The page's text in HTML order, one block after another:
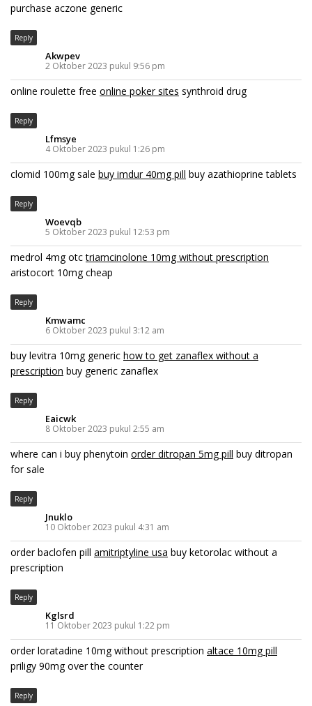
purchase aczone generic
Reply
Akwpev
2 Oktober 2023 pukul 9:56 pm
online roulette free online poker sites synthroid drug
Reply
Lfmsye
4 Oktober 2023 pukul 1:26 pm
clomid 100mg sale buy imdur 40mg pill buy azathioprine tablets
Reply
Woevqb
5 Oktober 2023 pukul 12:53 pm
medrol 4mg otctriamcinolone 10mg without prescription
aristocort 10mg cheap
Reply
Kmwamc
6 Oktober 2023 pukul 3:12 am
buy levitra 10mg generic how to get zanaflex without a
prescription buy generic zanaflex
Reply
Eaicwk
8 Oktober 2023 pukul 2:55 am
where can i buy phenytoin order ditropan 5mg pill buy ditropan
for sale
Reply
Jnuklo
10 Oktober 2023 pukul 4:31 am
order baclofen pill amitriptyline usa buy ketorolac without a
prescription
Reply
Kglsrd
11 Oktober 2023 pukul 1:22 pm
order loratadine 10mg without prescription altace 10mg pill
priligy 90mg over the counter
Reply